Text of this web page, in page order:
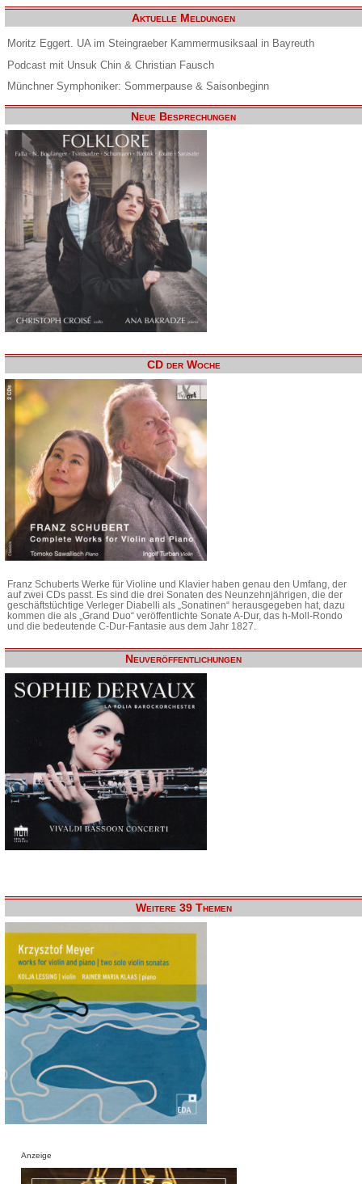
Aktuelle Meldungen
Moritz Eggert. UA im Steingraeber Kammermusiksaal in Bayreuth
Podcast mit Unsuk Chin & Christian Fausch
Münchner Symphoniker: Sommerpause & Saisonbeginn
Neue Besprechungen
CD der Woche
Franz Schuberts Werke für Violine und Klavier haben genau den Umfang, der
auf zwei CDs passt. Es sind die drei Sonaten des Neunzehnjährigen, die der
geschäftstüchtige Verleger Diabelli als „Sonatinen“ herausgegeben hat, dazu
kommen die als „Grand Duo“ veröffentlichte Sonate A-Dur, das h-Moll-Rondo
und die bedeutende C-Dur-Fantasie aus dem Jahr 1827.
Neuveröffentlichungen
Weitere 39 Themen
Anzeige